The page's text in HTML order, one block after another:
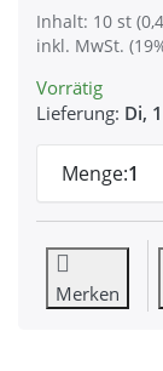
Inhalt: 10 st
inkl. MwSt.
Vorrätig
Lieferung: Di,
Menge:1
Merken